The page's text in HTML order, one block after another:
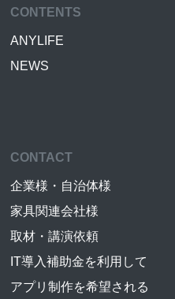
CONTENTS
ANYLIFE
NEWS
CONTACT
企業様・自治体様
家具関連会社様
取材・講演依頼
IT導入補助金を利用して
アプリ制作を希望される